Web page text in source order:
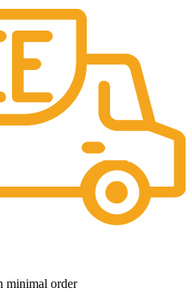
minimal order